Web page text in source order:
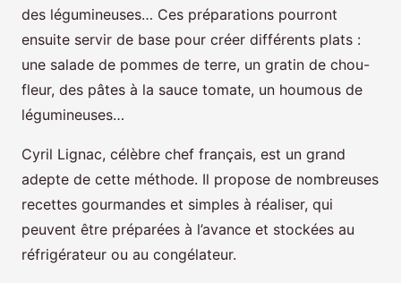
des légumineuses… Ces préparations pourront
ensuite servir de base pour créer différents plats :
une salade de pommes de terre, un gratin de chou-
fleur, des pâtes à la sauce tomate, un houmous de
légumineuses…
Cyril Lignac, célèbre chef français, est un grand
adepte de cette méthode. Il propose de nombreuses
recettes gourmandes et simples à réaliser, qui
peuvent être préparées à l’avance et stockées au
réfrigérateur ou au congélateur.